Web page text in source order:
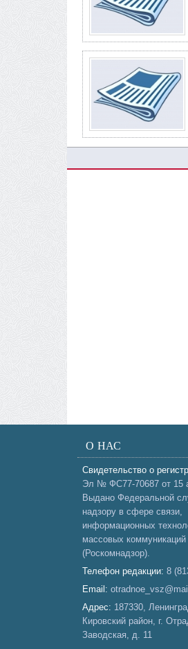
О НАС
Свидетельство о
Эл № ФС77-70687 от 15
Выдано Федеральной
надзору в сфере связи,
информационных
массовых коммуникаций
(Роскомнадзор).
Телефон редакции: 8
Email:
Адрес: 187330,
Кировский район, г.
Заводская, д. 11